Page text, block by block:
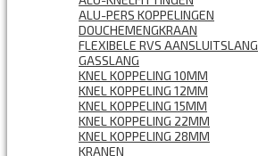
ALU-PERS KOPPELINGEN
DOUCHEMENGKRAAN
FLEXIBELE RVS AANSLUITSLANG
GASSLANG
KNEL KOPPELING 10MM
KNEL KOPPELING 12MM
KNEL KOPPELING 15MM
KNEL KOPPELING 22MM
KNEL KOPPELING 28MM
KRANEN